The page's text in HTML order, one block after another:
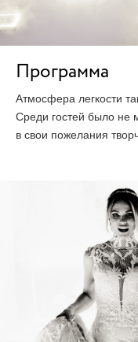
Программа
Атмосфера легкости
Среди гостей было не
в свои пожелания